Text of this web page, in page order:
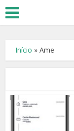
Início »Ame